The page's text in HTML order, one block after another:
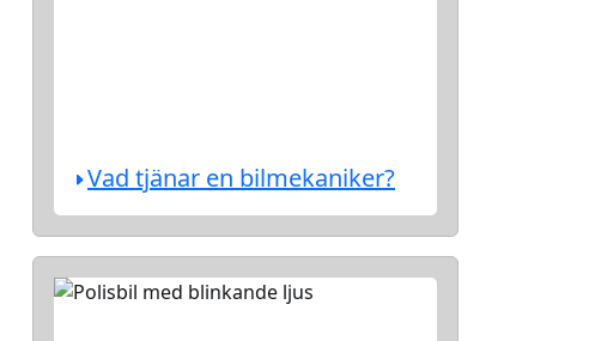
Vad tjänar en bilmekaniker?